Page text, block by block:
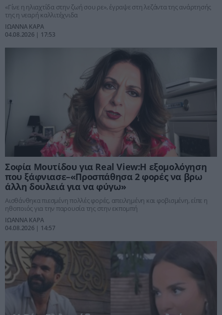
«Γίνε η ηλιαχτίδα στην ζωή σου ρε», έγραψε στη λεζάντα της ανάρτησής
της η νεαρή καλλιτέχνιδα
ΙΩΑΝΝΑ ΚΑΡΑ
04.08.2026 | 17:53
Σοφία Μουτίδου για Real View:Η εξομολόγηση
που ξάφνιασε–«Προσπάθησα 2 φορές να βρω
άλλη δουλειά για να φύγω»
Αισθάνθηκα πιεσμένη πολλές φορές, απειλημένη και φοβισμένη, είπε η
ηθοποιός για την παρουσία της στην εκπομπή
ΙΩΑΝΝΑ ΚΑΡΑ
04.08.2026 | 14:57